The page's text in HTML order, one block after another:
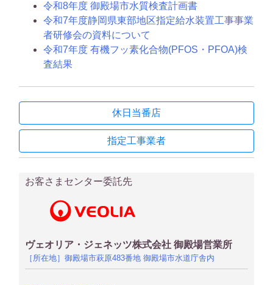
令和8年度 御殿場市水質検査計画書
令和7年度静岡県東部地区指定給水装置工事事業
者研修会の資料について
令和7年度 有機フッ素化合物(PFOS・PFOA)検
査結果
休日当番店
指定工事業者
お客さまセンター委託先
ヴェオリア・ジェネッツ株式会社 御殿場営業所
［所在地］御殿場市萩原483番地 御殿場市水道庁舎内